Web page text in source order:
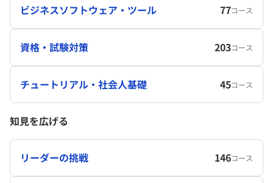
ビジネスソフトウェア・ツール 77コース
資格・試験対策 203コース
チュートリアル・社会人基礎 45コース
知見を広げる
リーダーの挑戦 146コース